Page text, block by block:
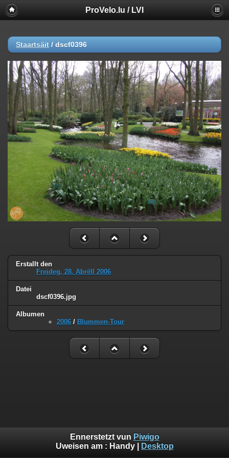
ProVelo.lu / LVI
Staartsäit / dscf0396
Erstallt den
Freideg, 28. Abrëll 2006
Datei
dscf0396.jpg
Albumen
2006 / Blummen-Tour
Ennerstetzt vun Piwigo
Uweisen am : Handy| Desktop